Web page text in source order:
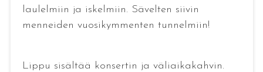
laulelmiin ja iskelmiin. Sävelten siivin
menneiden vuosikymmenten tunnelmiin!
Lippu sisältää konsertin ja väliaikakahvin.